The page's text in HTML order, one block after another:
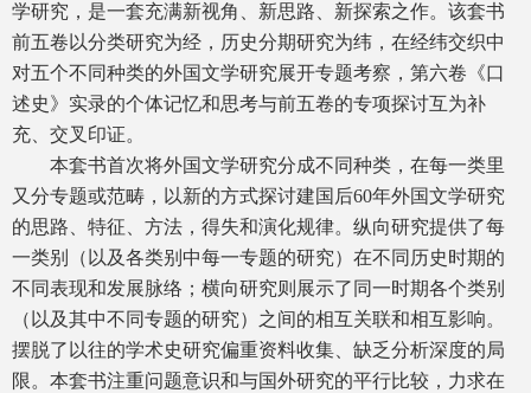
学研究，是一套充满新视角、新思路、新探索之作。该套书
前五卷以分类研究为经，历史分期研究为纬，在经纬交织中
对五个不同种类的外国文学研究展开专题考察，第六卷《口
述史》实录的个体记忆和思考与前五卷的专项探讨互为补
充、交叉印证。
本套书首次将外国文学研究分成不同种类，在每一类里
又分专题或范畴，以新的方式探讨建国后60年外国文学研究
的思路、特征、方法，得失和演化规律。纵向研究提供了每
一类别（以及各类别中每一专题的研究）在不同历史时期的
不同表现和发展脉络；横向研究则展示了同一时期各个类别
（以及其中不同专题的研究）之间的相互关联和相互影响。
摆脱了以往的学术史研究偏重资料收集、缺乏分析深度的局
限。本套书注重问题意识和与国外研究的平行比较，力求在